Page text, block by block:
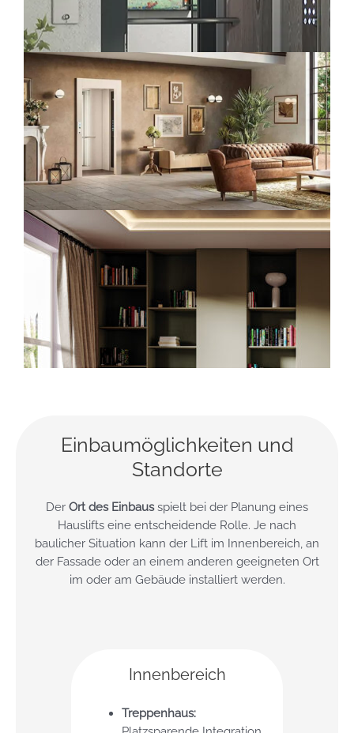
Einbaumöglichkeiten und
Standorte
Der Ort des Einbausspielt bei der Planung eines
Hauslifts eine entscheidende Rolle. Je nach
baulicher Situation kann der Lift im Innenbereich, an
der Fassade oder an einem anderen geeigneten Ort
im oder am Gebäude installiert werden.
Innenbereich
Treppenhaus: